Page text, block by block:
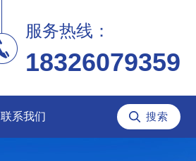
服务热线：
18326079359
联系我们